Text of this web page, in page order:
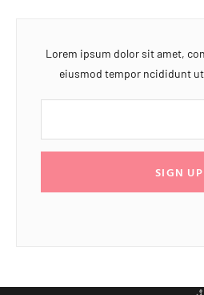
Lorem ipsum dolor sit amet,
eiusmod tempor ncididunt
SIGN UP